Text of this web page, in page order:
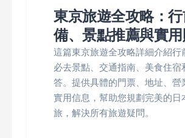
東京旅遊全攻略：
備、景點推薦與實
這篇東京旅遊全攻略詳細介紹行
必去景點、交通指南、美食住宿
答。提供具體的門票、地址、營
實用信息，幫助您規劃完美的日
旅，解決所有旅遊疑問。